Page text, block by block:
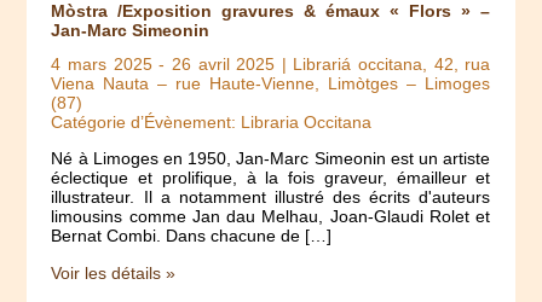
Mòstra /Exposition gravures & émaux « Flors » –
Jan-Marc Simeonin
4 mars 2025- 26 avril 2025 | Librariá occitana, 42, rua
Viena Nauta – rue Haute-Vienne, Limòtges – Limoges
(87)
Catégorie d’Évènement: Libraria Occitana
Né à Limoges en 1950, Jan-Marc Simeonin est un artiste
éclectique et prolifique, à la fois graveur, émailleur et
illustrateur. Il a notamment illustré des écrits d'auteurs
limousins comme Jan dau Melhau, Joan-Glaudi Rolet et
Bernat Combi. Dans chacune de […]
Voir les détails »